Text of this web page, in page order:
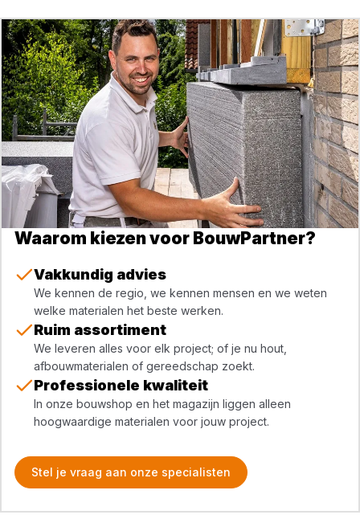
Waarom kiezen voor BouwPartner?
Vakkundig advies
We kennen de regio, we kennen mensen en we weten
welke materialen het beste werken.
Ruim assortiment
We leveren alles voor elk project; of je nu hout,
afbouwmaterialen of gereedschap zoekt.
Professionele kwaliteit
In onze bouwshop en het magazijn liggen alleen
hoogwaardige materialen voor jouw project.
Stel je vraag aan onze specialisten